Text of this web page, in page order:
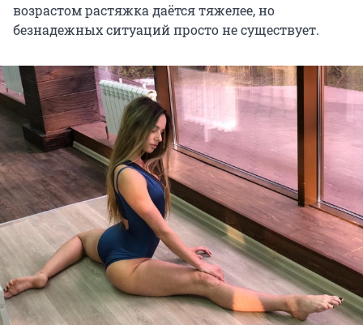
возрастом растяжка даётся тяжелее, но
безнадежных ситуаций просто не существует.